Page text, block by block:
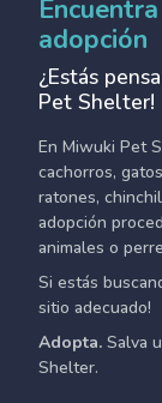
adopción
¿Estás
Pet Shelter!
En Miwuki Pet
cachorros,
ratones,
adopción
animales o
Si estás
sitio adecuado!
Adopta. Salva
Shelter.